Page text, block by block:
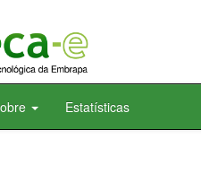
Estatísticas